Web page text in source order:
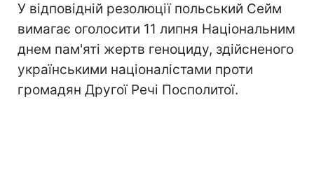
У відповідній резолюції польський Сейм
вимагає оголосити 11 липня Національним
днем пам'яті жертв геноциду, здійсненого
українськими націоналістами проти
громадян Другої Речі Посполитої.